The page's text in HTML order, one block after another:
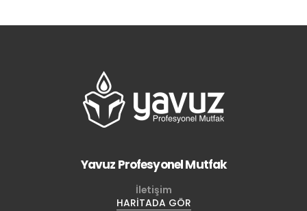
Yavuz Profesyonel Mutfak
İletişim
HARİTADA GÖR